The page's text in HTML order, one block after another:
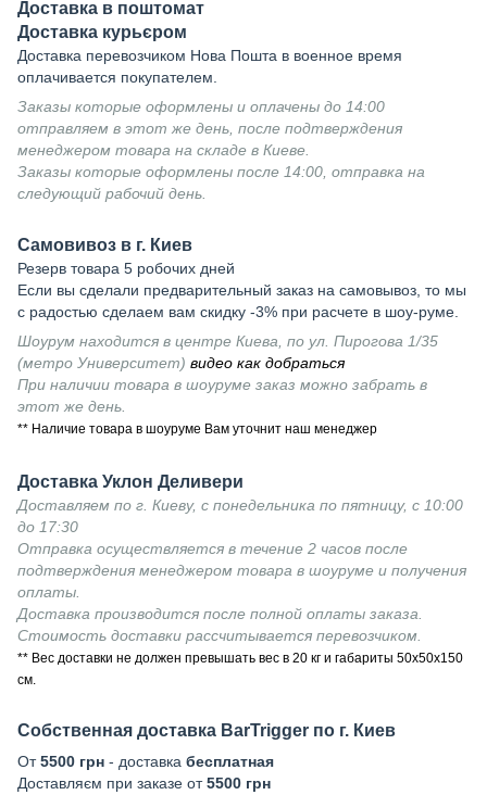
Доставка в поштомат
Доставка курьєром
Доставка перевозчиком Нова Пошта в военное время
оплачивается покупателем.
Заказы которые оформлены и оплачены до 14:00
отправляем в этот же день, после подтверждения
менеджером товара на складе в Киеве.
Заказы которые оформлены после 14:00, отправка на
следующий рабочий день.
Самовивоз в г. Киев
Резерв товара 5 робочих дней
Если вы сделали предварительный заказ на самовывоз, то мы
с радостью сделаем вам скидку -3% при расчете в шоу-руме.
Шоурум находится в центре Киева, по ул. Пирогова 1/35
(метро Университет) видео как добраться
При наличии товара в шоуруме заказ можно забрать в
этот же день.
** Наличие товара в шоуруме Вам уточнит наш менеджер
Доставка Уклон Деливери
Доставляем по г. Киеву, с понедельника по пятницу, с 10:00
до 17:30
Отправка осуществляется в течение 2 часов после
подтверждения менеджером товара в шоуруме и получения
оплаты.
Доставка производится после полной оплаты заказа.
Стоимость доставки рассчитывается перевозчиком.
** Вес доставки не должен превышать вес в 20 кг и габариты 50х50х150
см.
Собственная доставка BarTrigger по г. Киев
От5500 грн - доставка бесплатная
Доставляєм при заказе от5500 грн